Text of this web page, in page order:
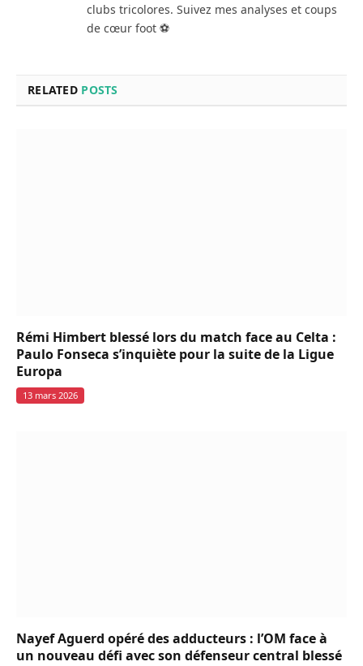
clubs tricolores. Suivez mes analyses et coups
de cœur foot ⚽
RELATED POSTS
Rémi Himbert blessé lors du match face au Celta :
Paulo Fonseca s’inquiète pour la suite de la Ligue
Europa
13 mars 2026
Nayef Aguerd opéré des adducteurs : l’OM face à
un nouveau défi avec son défenseur central blessé